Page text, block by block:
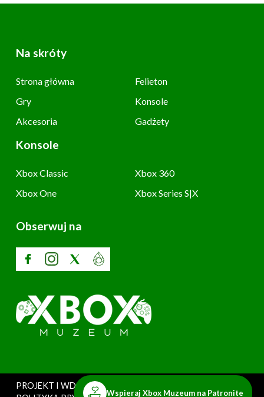
Na skróty
Strona główna
Felieton
Gry
Konsole
Akcesoria
Gadżety
Konsole
Xbox Classic
Xbox 360
Xbox One
Xbox Series S|X
Obserwuj na
PROJEKT I WDROŻENIE: SZARY UŻYTKOWNIK
Wspieraj Xbox Muzeum na Patronite